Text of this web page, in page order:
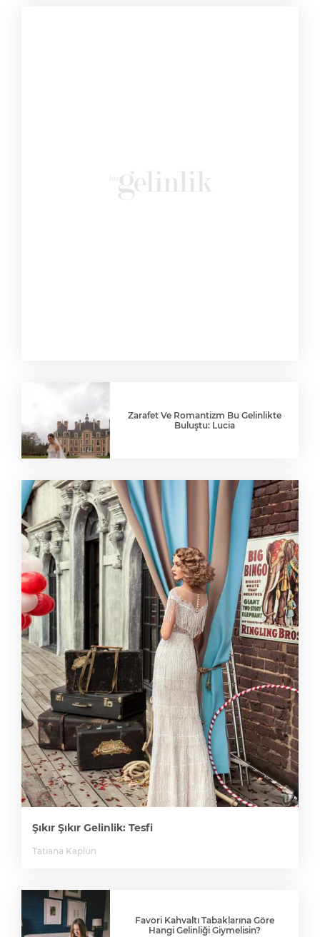
Zarafet Ve Romantizm Bu Gelinlikte
Buluştu: Lucia
Şıkır Şıkır Gelinlik: Tesfi
Tatiana Kaplun
Favori Kahvaltı Tabaklarına Göre
Hangi Gelinliği Giymelisin?